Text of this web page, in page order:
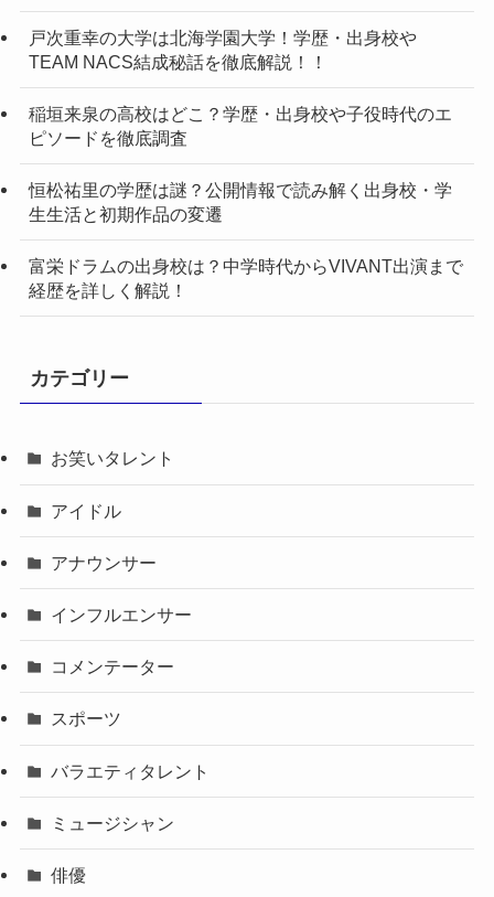
戸次重幸の大学は北海学園大学！学歴・出身校や
TEAM NACS結成秘話を徹底解説！！
稲垣来泉の高校はどこ？学歴・出身校や子役時代のエ
ピソードを徹底調査
恒松祐里の学歴は謎？公開情報で読み解く出身校・学
生生活と初期作品の変遷
富栄ドラムの出身校は？中学時代からVIVANT出演まで
経歴を詳しく解説！
カテゴリー
お笑いタレント
アイドル
アナウンサー
インフルエンサー
コメンテーター
スポーツ
バラエティタレント
ミュージシャン
俳優